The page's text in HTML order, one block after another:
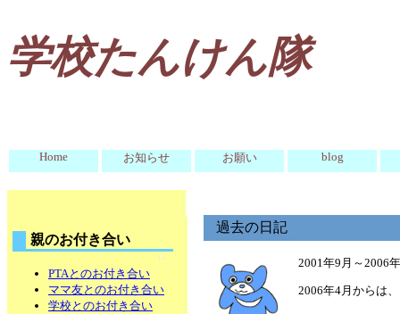
学校たんけん隊
Home お知らせ お願い blog
親のお付き合い
PTAとのお付き合い
ママ友とのお付き合い
学校とのお付き合い
過去の日記
2001年9月～2006
2006年4月からは